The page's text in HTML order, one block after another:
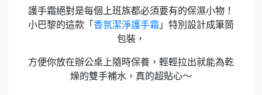
護手霜絕對是每個上班族都必須要有的保濕小物！
小巴黎的這款「 香氛潔淨護手霜 」特別設計成筆筒
包裝，
方便你放在辦公桌上隨時保養，輕輕拉出就能為乾
燥的雙手補水，真的超貼心～